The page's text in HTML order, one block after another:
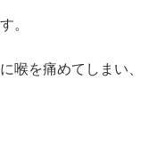
。
喉を痛めてしまい、